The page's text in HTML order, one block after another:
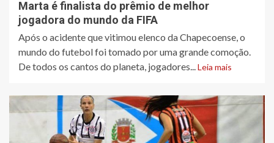
Marta é finalista do prêmio de melhor
jogadora do mundo da FIFA
Após o acidente que vitimou elenco da Chapecoense, o
mundo do futebol foi tomado por uma grande comoção.
De todos os cantos do planeta, jogadores...Leia mais